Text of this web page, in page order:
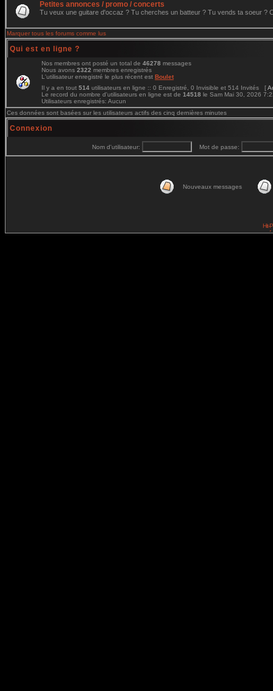
Petites annonces / promo / concerts
Tu veux une guitare d'occaz ? Tu cherches un batteur ? Tu vends ta soeur ?
Marquer tous les forums comme lus
Qui est en ligne ?
Nos membres ont posté un total de 46278 messages
Nous avons 2322 membres enregistrés
L'utilisateur enregistré le plus récent est Boulet
Il y a en tout 514 utilisateurs en ligne :: 0 Enregistré, 0 Invisible et 514 Invités [
Le record du nombre d'utilisateurs en ligne est de 14518 le Sam Mai 30, 2026
Utilisateurs enregistrés: Aucun
Ces données sont basées sur les utilisateurs actifs des cinq dernières minutes
Connexion
Nom d'utilisateur: Mot de passe:
Nouveaux messages